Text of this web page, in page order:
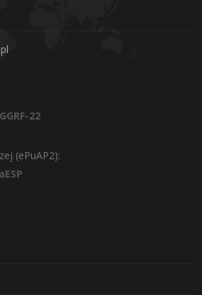
22
(ePuAP2):